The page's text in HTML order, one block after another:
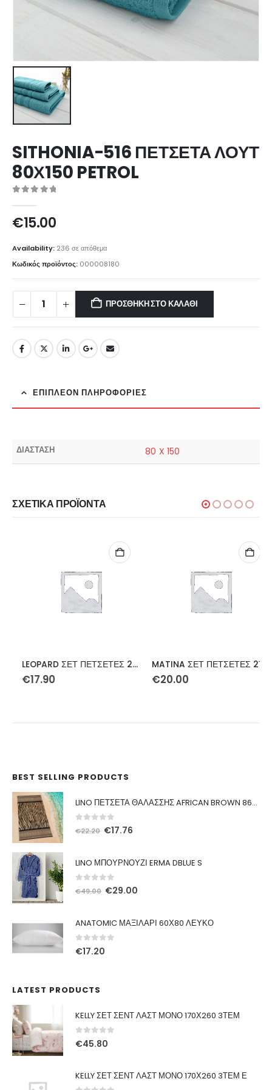
SITHONIA-516 ΠΕΤΣΕΤΑ ΛΟΥΤ
80Χ150 PETROL
€15.00
Availability: 236 σε απόθεμα
Κωδικός προϊόντος: 000008180
ΠΡΟΣΘΉΚΗ ΣΤΟ ΚΑΛΆΘΙ
ΕΠΙΠΛΈΟΝ ΠΛΗΡΟΦΟΡΊΕΣ
ΔΙΑΣΤΑΣΗ 80 X 150
ΣΧΕΤΙΚΆ ΠΡΟΪΌΝΤΑ
LEOPARD ΣΕΤ ΠΕΤΣΕΤΕΣ 2ΤΕΜ
17.90
MATINA ΣΕΤ ΠΕΤΣΕΤΕΣ 2ΤΕΜ
20.00
BEST SELLING PRODUCTS
LINO ΠΕΤΣΕΤΑ ΘΑΛΑΣΣΗΣ AFRICAN BROWN 86X160
out of 5
€22.20 Original
€17.76
LINO ΜΠΟΥΡΝΟΥΖΙ ERMA DBLUE S
out of 5
€49.00 Original
€29.00
ANATOMIC ΜΑΞΙΛΑΡΙ 60Χ80 ΛΕΥΚΟ
0out of 5
€17.20
LATEST PRODUCTS
KELLY ΣΕΤ ΣΕΝΤ ΛΑΣΤ ΜΟΝΟ 170Χ260 3ΤΕΜ
0out of 5
€45.80
KELLY ΣΕΤ ΣΕΝΤ ΛΑΣΤ ΜΟΝΟ 170Χ260 3ΤΕΜ Ε